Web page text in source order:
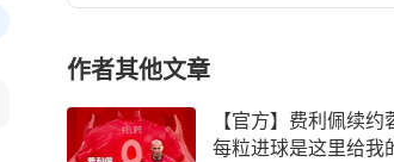
作者其他文章
【官方】费利佩续约
每粒进球是这里给我